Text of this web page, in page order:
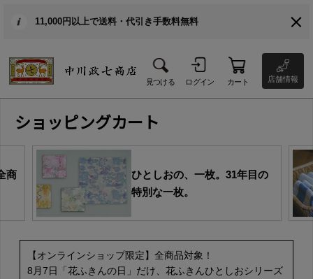
11,000円以上で送料・代引き手数料無料
見つける ログイン カート 店舗情報
ショッピングカート
商
ひとしおの、一枚。31年目の
特別な一枚。
【オンラインショップ限定】全商品対象！
8月7日「花ふきんの日」だけ、花ふきんひとしおシリーズ